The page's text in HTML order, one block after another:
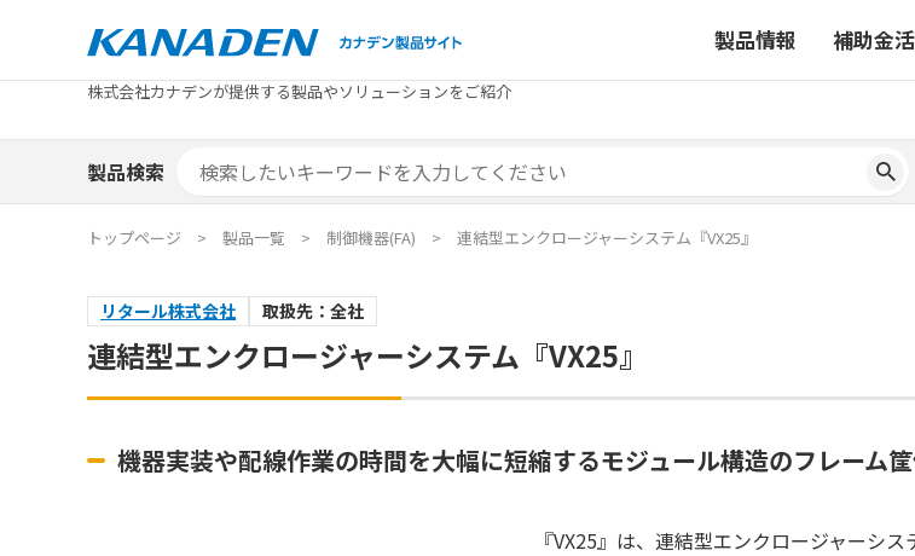
製品情報
カテゴリから探す メーカーから探す 事業
エリア別おすすめ製品 特集
カタログ・技術資料
補助金
補助金検索システム 補助金対象製品一覧 補助
トピックス お役立ちコラム 4コマ
製品検索
株式会社カナデンが提供する製品やソリューションをご紹介
カテゴリから探す メーカーから探す 事業
エリア別おすすめ製品
補助金検索システム 補助金対象製品一覧 補助
トピックス お役立ちコラム 4コマ
製品検索
トップページ 製品一覧 制御機器(FA) 連結型エンクロージャーシステム『VX25』
リタール株式会社 取扱先：全社
連結型エンクロージャーシステム『VX25』
機器実装や配線作業の時間を大幅に短縮するモジュール構造のフレーム
『VX25』は、連結型エンクロージャーシス